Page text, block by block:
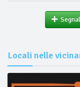
Locali nelle